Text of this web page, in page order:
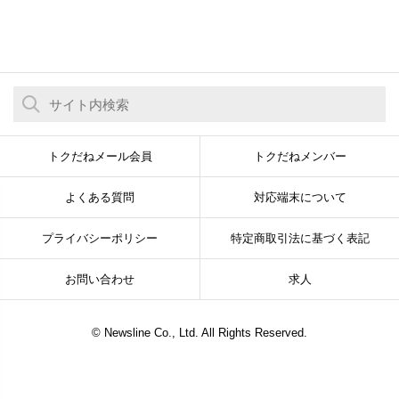
トクだねメール会員 トクだねメンバー
よくある質問 対応端末について
プライバシーポリシー 特定商取引法に基づく表記
お問い合わせ 求人
© Newsline Co., Ltd. All Rights Reserved.